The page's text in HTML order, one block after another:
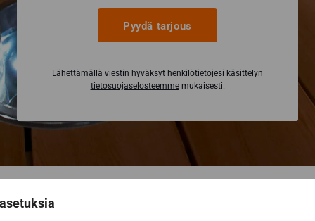
Pyydä tarjous
Lähettämällä viestin hyväksyt henkilötietojesi käsittelyn
tietosuojaselosteemmemukaisesti.